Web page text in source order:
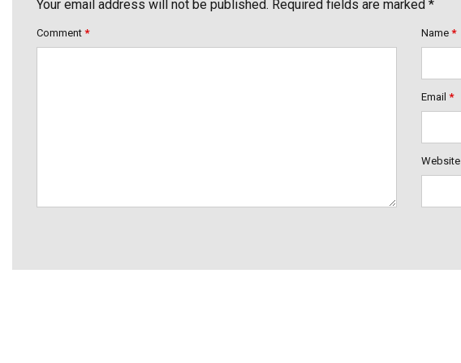
Your email address will not be published. Required fields are marked *
Comment * Name *
Email *
Website